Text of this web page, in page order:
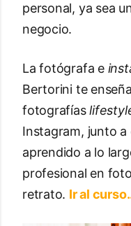
personal, ya sea
negocio.
La fotógrafa e
Bertorini te
fotografías
Instagram, junto a
aprendido a lo
profesional en
retrato. Ir al